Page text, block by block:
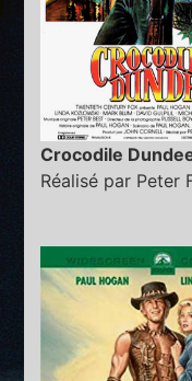
Crocodile
Réalisé par Peter